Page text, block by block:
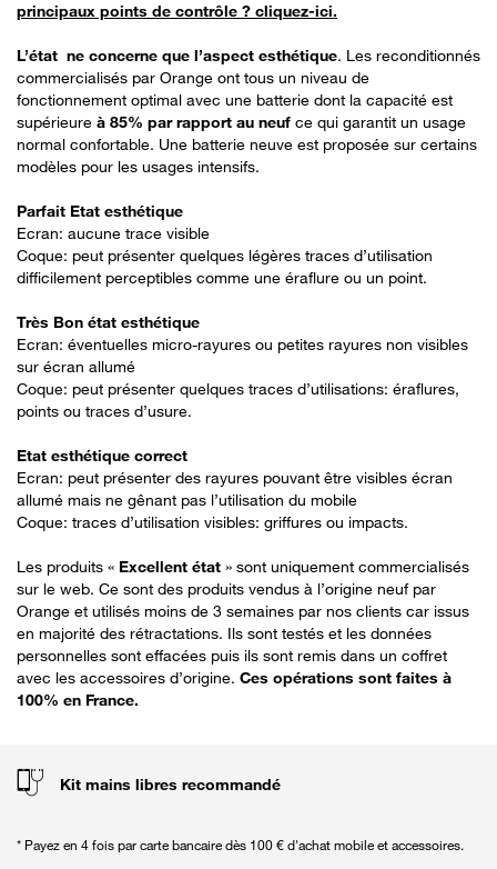
principaux points de contrôle ? cliquez-ici.
L’état ne concerne que l’aspect esthétique. Les reconditionnés
commercialisés par Orange ont tous un niveau de
fonctionnement optimal avec une batterie dont la capacité est
supérieure à 85% par rapport au neuf ce qui garantit un usage
normal confortable. Une batterie neuve est proposée sur certains
modèles pour les usages intensifs.
Parfait Etat esthétique
Ecran: aucune trace visible
Coque: peut présenter quelques légères traces d’utilisation
difficilement perceptibles comme une éraflure ou un point.
Très Bon état esthétique
Ecran: éventuelles micro-rayures ou petites rayures non visibles
sur écran allumé
Coque: peut présenter quelques traces d’utilisations: éraflures,
points ou traces d’usure.
Etat esthétique correct
Ecran: peut présenter des rayures pouvant être visibles écran
allumé mais ne gênant pas l’utilisation du mobile
Coque: traces d’utilisation visibles: griffures ou impacts.
Les produits « Excellent état » sont uniquement commercialisés
sur le web. Ce sont des produits vendus à l’origine neuf par
Orange et utilisés moins de 3 semaines par nos clients car issus
en majorité des rétractations. Ils sont testés et les données
personnelles sont effacées puis ils sont remis dans un coffret
avec les accessoires d’origine. Ces opérations sont faites à
100% en France​.
Kit mains libres recommandé
* Payez en 4 fois par carte bancaire dès 100 € d'achat mobile et accessoires.